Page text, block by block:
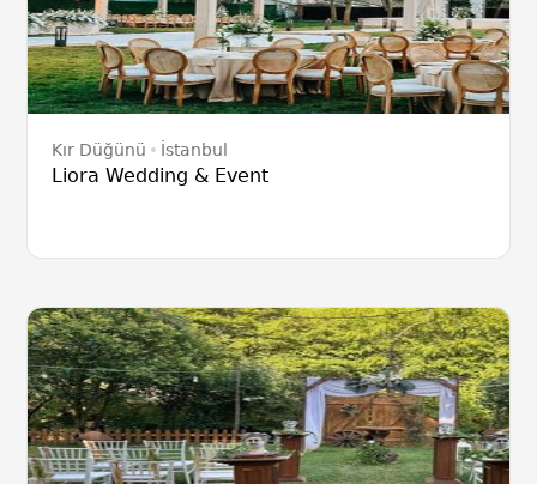
Kır Düğünü İstanbul
Liora Wedding & Event